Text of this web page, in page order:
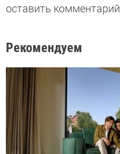
оставить комментарий
Рекомендуем